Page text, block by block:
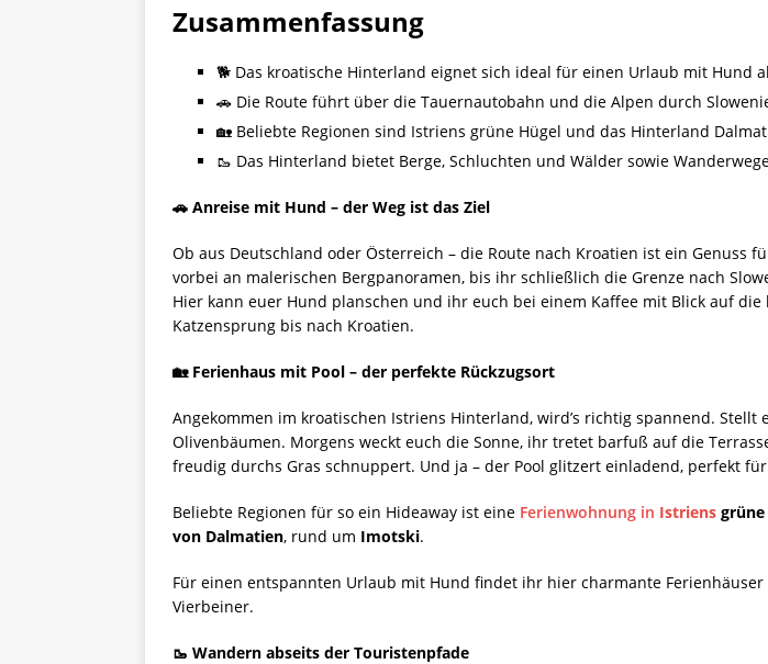
Zusammenfassung
🐕 Das kroatische Hinterland eignet sich ideal für einen Urlaub mit Hund
🚗 Die Route führt über die Tauernautobahn und die Alpen durch
🏡 Beliebte Regionen sind Istriens grüne Hügel und das Hinterland
🥾 Das Hinterland bietet Berge, Schluchten und Wälder sowie
🚗 Anreise mit Hund – der Weg ist das Ziel
Ob aus Deutschland oder Österreich – die Route nach Kroatien ist ein
vorbei an malerischen Bergpanoramen, bis ihr schließlich die Grenze nach
Hier kann euer Hund planschen und ihr euch bei einem Kaffee mit Blick auf
Katzensprung bis nach Kroatien.
🏡Ferienhaus mit Pool – der perfekte Rückzugsort
Angekommen im kroatischen Istriens Hinterland, wird’s richtig spannend.
Olivenbäumen. Morgens weckt euch die Sonne, ihr tretet barfuß auf die
freudig durchs Gras schnuppert. Und ja – der Pool glitzert einladend, perfekt
Beliebte Regionen für so ein Hideaway ist eine Ferienwohnung in Istriens
von Dalmatien, rund um Imotski.
Für einen entspannten Urlaub mit Hund findet ihr hier charmante
Vierbeiner.
🥾 Wandern abseits der Touristenpfade